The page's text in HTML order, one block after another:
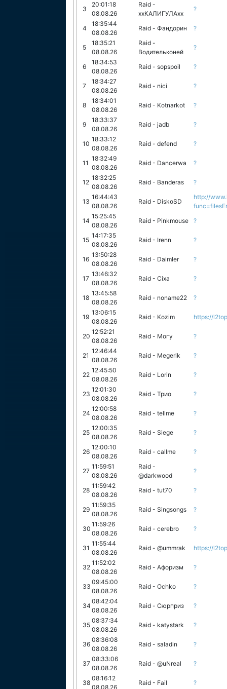
3
20:01:18
08.08.26
Raid -
ххКАЛИГУЛАхх
?
4
18:35:44
08.08.26
Raid - Фандорин ?
5
18:35:21
08.08.26
Raid -
Водительконей
?
6
18:34:53
08.08.26
Raid - sopspoil ?
7
18:34:27
08.08.26
Raid - nici ?
8
18:34:01
08.08.26
Raid - Kotnarkot ?
9
18:33:37
08.08.26
Raid - jadb ?
10
18:33:12
08.08.26
Raid - defend ?
11
18:32:49
08.08.26
Raid - Dancerwa ?
12
18:32:25
08.08.26
Raid - Banderas ?
13
16:44:43
08.08.26
Raid - DiskoSD
http://
14
15:25:45
08.08.26
Raid - Pinkmouse ?
15
14:17:35
08.08.26
Raid - Irenn ?
16
13:50:28
08.08.26
Raid - Daimler ?
17
13:46:32
08.08.26
Raid - Cixa ?
18
13:45:58
08.08.26
Raid - noname22 ?
19
13:06:15
08.08.26
Raid - Kozim https://
20
12:52:21
08.08.26
Raid - Могу ?
21
12:46:44
08.08.26
Raid - Megerik ?
22
12:45:50
08.08.26
Raid - Lorin ?
23
12:01:30
08.08.26
Raid - Трио ?
24
12:00:58
08.08.26
Raid - tellme ?
25
12:00:35
08.08.26
Raid - Siege ?
26
12:00:10
08.08.26
Raid - callme ?
27
11:59:51
08.08.26
Raid -
@darkwood
?
28
11:59:42
08.08.26
Raid - tut70 ?
29
11:59:35
08.08.26
Raid - Singsongs ?
30
11:59:26
08.08.26
Raid - cerebro ?
31
11:55:44
08.08.26
Raid - @ummrak https://
32
11:52:02
08.08.26
Raid - Афоризм ?
33
09:45:00
08.08.26
Raid - Ochko ?
34
08:42:04
08.08.26
Raid - Сюрприз ?
35
08:37:34
08.08.26
Raid - katystark ?
36
08:36:08
08.08.26
Raid - saladin ?
37
08:33:06
08.08.26
Raid - @uNreal ?
38
08:16:12
08.08.26
Raid - Fail ?